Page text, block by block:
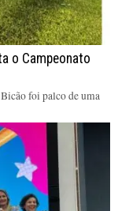
o Campeonato
foi palco de uma